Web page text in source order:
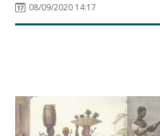
08/09/2020 14:17